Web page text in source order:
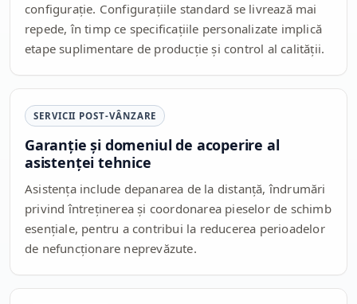
configurație. Configurațiile standard se livrează mai
repede, în timp ce specificațiile personalizate implică
etape suplimentare de producție și control al calității.
SERVICII POST-VÂNZARE
Garanție și domeniul de acoperire al
asistenței tehnice
Asistența include depanarea de la distanță, îndrumări
privind întreținerea și coordonarea pieselor de schimb
esențiale, pentru a contribui la reducerea perioadelor
de nefuncționare neprevăzute.